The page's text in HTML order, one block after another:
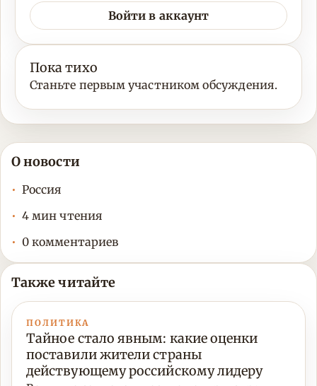
Войти в аккаунт
Пока тихо
Станьте первым участником обсуждения.
О новости
Россия
4 мин чтения
0 комментариев
Также читайте
ПОЛИТИКА
Тайное стало явным: какие оценки
поставили жители страны
действующему российскому лидеру